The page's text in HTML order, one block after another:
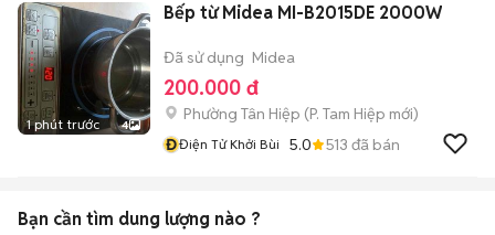
1 phút trước 4
Bếp từ Midea MI-B2015DE 2000W
Đã sử dụng Midea
200.000 đ
Phường Tân Hiệp (P. Tam Hiệp mới)
ĐĐiện Tử Khởi Bùi 5.0 513 đã bán
Bạn cần tìm dung lượng nào ?